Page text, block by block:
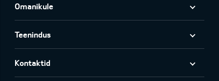
Omanikule
Teenindus
Kontaktid